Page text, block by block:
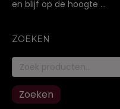
en blijf op de hoogte …
ZOEKEN
Zoeken
naar:
Zoeken